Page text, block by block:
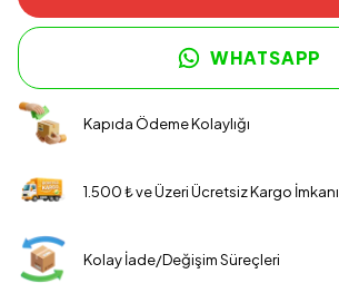
WHATSAPP
Kapıda Ödeme Kolaylığı
1.500 ₺ ve Üzeri Ücretsiz Kargo İmkanı
Kolay İade/Değişim Süreçleri